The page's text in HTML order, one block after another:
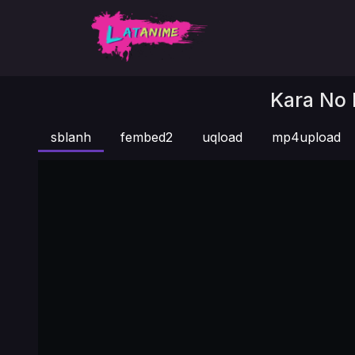
Kara No
sblanh fembed2 uqload mp4upload